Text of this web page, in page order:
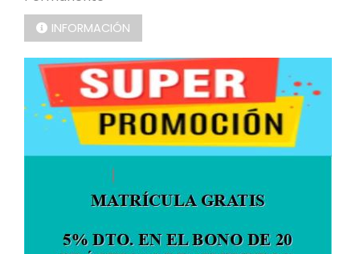
INFORMACIÓN